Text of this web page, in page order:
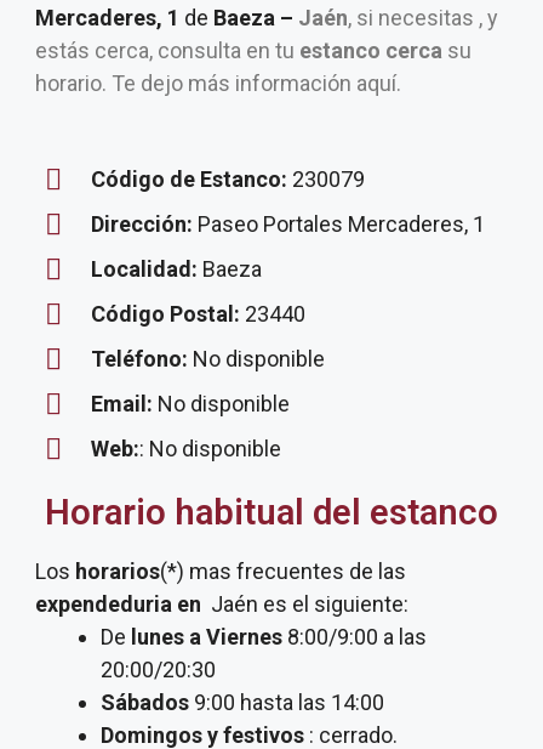
Mercaderes, 1 de Baeza – Jaén, si necesitas , y
estás cerca, consulta en tu estanco cerca su
horario. Te dejo más información aquí.
Código de Estanco: 230079
Dirección: Paseo Portales Mercaderes, 1
Localidad: Baeza
Código Postal: 23440
Teléfono: No disponible
Email: No disponible
Web:: No disponible
Horario habitual del estanco
Los horarios(*) mas frecuentes de las
expendeduria en Jaén es el siguiente:
De lunes a Viernes 8:00/9:00 a las
20:00/20:30
Sábados 9:00 hasta las 14:00
Domingos y festivos : cerrado.